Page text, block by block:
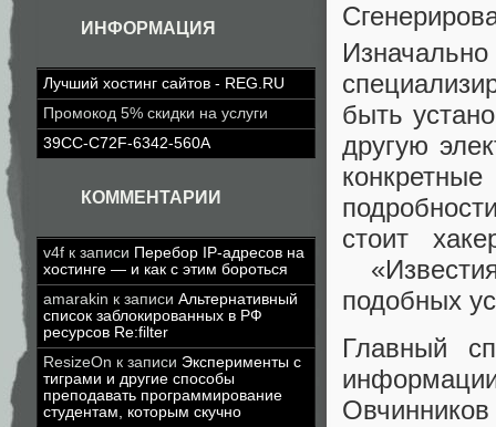
ИНФОРМАЦИЯ
Лучший хостинг сайтов - REG.RU
Промокод 5% скидки на услуги
39CC-C72F-6342-560A
КОММЕНТАРИИ
v4f к записи Перебор IP-адресов на
хостинге — и как с этим бороться
amarakin к записи Альтернативный
список заблокированных в РФ
ресурсов Re:filter
ResizeOn к записи Эксперименты с
тиграми и другие способы
преподавать программирование
студентам, которым скучно
быть
другую
стоит
подобных
Главный